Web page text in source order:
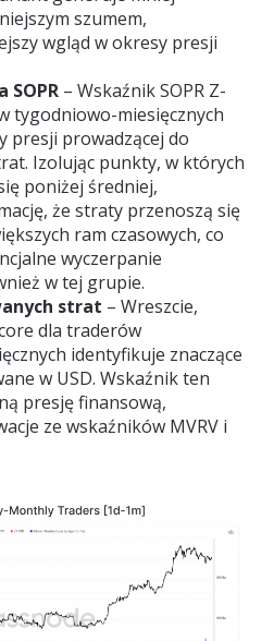
szumem,
wgląd w okresy presji
SOPR – Wskaźnik SOPR Z-
tygodniowo-miesięcznych
presji prowadzącej do
Izolując punkty, w których
poniżej średniej,
że straty przenoszą się
ram czasowych, co
wyczerpanie
w tej grupie.
strat – Wreszcie,
dla traderów
identyfikuje znaczące
w USD. Wskaźnik ten
presję finansową,
ze wskaźników MVRV i